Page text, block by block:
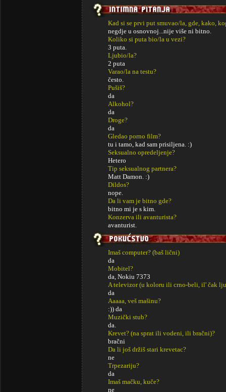
Kad si se prvi put smuvao/la, gde, kako,
negdje u osnovnoj...nije više ni bitno.
Koliko si puta bio/la u vezi?
3 puta.
Ljubio/la?
2 puta
Varao/la na testu?
često.
Pušiš?
da
Alkohol?
da
Droge?
da
Gledao porno film?
tu i tamo, kad sam prisiljena. :)
Seksualno opredeljenje?
Hetero
Tip seksualnog partnera?
Matt Damon. :)
Dildos?
nope.
Da li vam je bitno gde?
bitno mi je s kim.
Konzerva ili avanturista?
avanturist.
Imaš computer? (baš lični)
da
Mobitel?
da, Nokiu 7373
A televizor (u koloru ili crno-beli, il' čak
da
Aaaaa, veš mašinu?
:)) da
Muzički stub?
da.
Krevet? (na sprat ili vodeni, ili bračni)?
bračni
Da li još držiš stari krevetac?
ne
Trpezariju?
da
Imaš mačku, kuče?
ne